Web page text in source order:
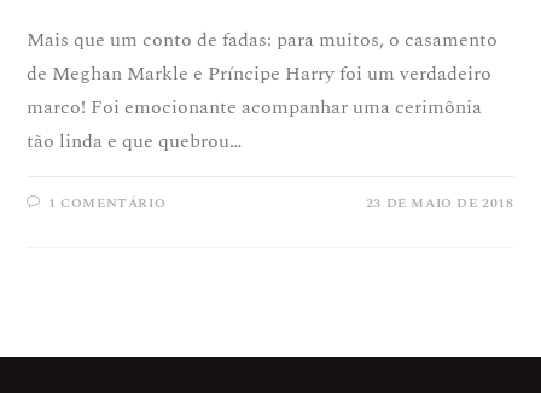
Mais que um conto de fadas: para muitos, o casamento
de Meghan Markle e Príncipe Harry foi um verdadeiro
marco! Foi emocionante acompanhar uma cerimônia
tão linda e que quebrou…
1 COMENTÁRIO 23 DE MAIO DE 2018